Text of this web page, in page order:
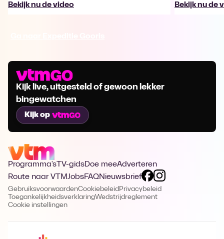
Bekijk nu de video Bekijk nu de
Kijk live, uitgesteld of gewoon lekker
bingewatchen
Kijk op
Programma's TV-gidsDoe meeAdverteren
Route naar VTMJobsFAQNieuwsbrief
GebruiksvoorwaardenCookiebeleid Privacybeleid
ToegankelijkheidsverklaringWedstrijdreglement
Cookie instellingen